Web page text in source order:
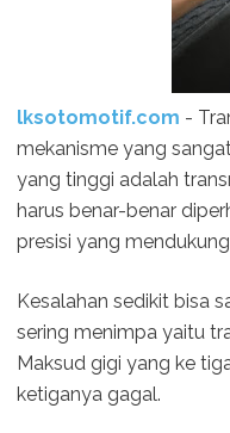
lksotomotif.com -
mekanisme yang
yang tinggi adalah
harus benar-benar
presisi yang
Kesalahan sedikit bisa
sering menimpa yaitu
Maksud gigi yang ke
ketiganya gagal.